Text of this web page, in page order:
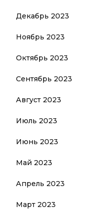
Декабрь 2023
Ноябрь 2023
Октябрь 2023
Сентябрь 2023
Август 2023
Июль 2023
Июнь 2023
Май 2023
Апрель 2023
Март 2023